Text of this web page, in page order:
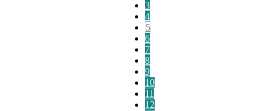
3
4
5
6
7
8
9
10
11
12